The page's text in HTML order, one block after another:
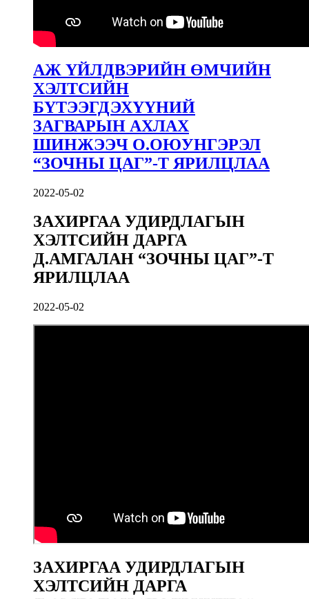
АЖ ҮЙЛДВЭРИЙН ӨМЧИЙН
ХЭЛТСИЙН
БҮТЭЭГДЭХҮҮНИЙ
ЗАГВАРЫН АХЛАХ
ШИНЖЭЭЧ О.ОЮУНГЭРЭЛ
“ЗОЧНЫ ЦАГ”-Т ЯРИЛЦЛАА
2022-05-02
ЗАХИРГАА УДИРДЛАГЫН
ХЭЛТСИЙН ДАРГА
Д.АМГАЛАН “ЗОЧНЫ ЦАГ”-Т
ЯРИЛЦЛАА
2022-05-02
ЗАХИРГАА УДИРДЛАГЫН
ХЭЛТСИЙН ДАРГА